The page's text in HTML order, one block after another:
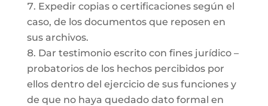
Expedir copias o certificaciones según el
caso, de los documentos que reposen en
sus archivos.
Dar testimonio escrito con fines jurídico –
probatorios de los hechos percibidos por
ellos dentro del ejercicio de sus funciones y
de que no haya quedado dato formal en